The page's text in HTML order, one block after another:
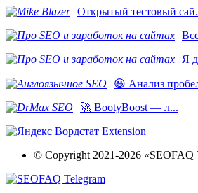
​Открытый тестовый
Я
😃 Анализ
🚀 BootyBoost — л...
© Copyright 2021-2026 «SEOFAQ